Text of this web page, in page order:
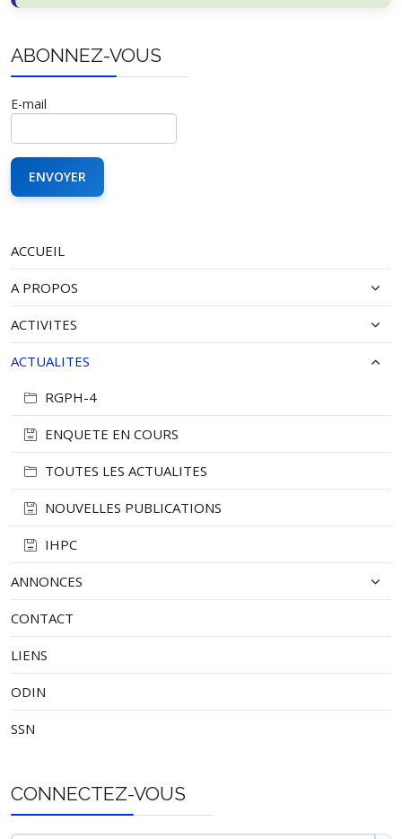
ABONNEZ-VOUS
E-mail
ACCUEIL
A PROPOS
ACTIVITES
ACTUALITES
RGPH-4
ENQUETE EN COURS
TOUTES LES ACTUALITES
NOUVELLES PUBLICATIONS
IHPC
ANNONCES
CONTACT
LIENS
ODIN
SSN
CONNECTEZ-VOUS